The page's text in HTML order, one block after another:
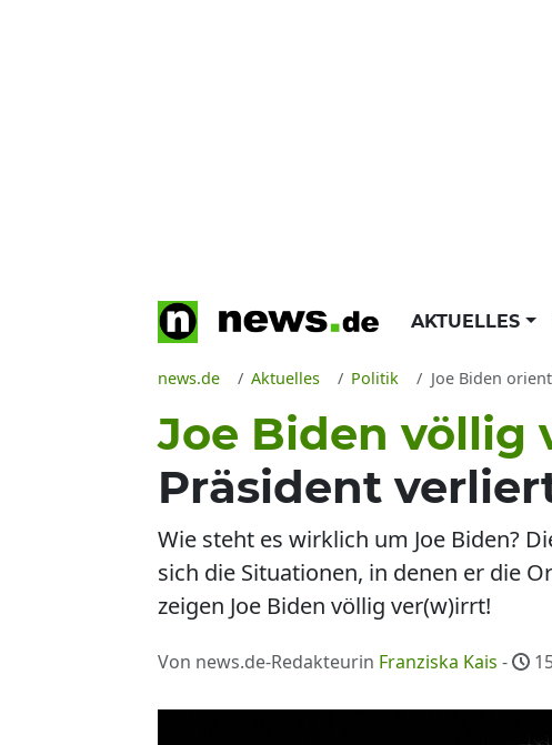
AKTUELLES
news.de Aktuelles Politik Joe Biden
Joe Biden völlig
Präsident
Wie steht es wirklich um Joe Biden?
sich die Situationen, in denen er die
zeigen Joe Biden völlig ver(w)irrt!
Von news.de-Redakteurin Franziska Kais -